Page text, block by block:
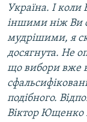
Україна. І коли
іншими ніж Ви
мудрішими, я
досягнута. Не
що вибори вже
подібного.
Віктор Ющенко